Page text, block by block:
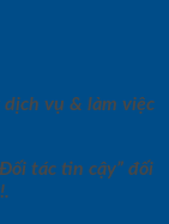
vụ & làm việc
tác tin cậy” đối